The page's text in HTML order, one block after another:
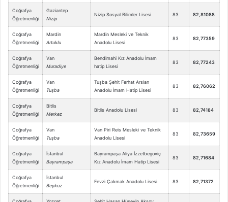
Coğrafya
Öğretmenliği
Gaziantep
Nizip
Nizip Sosyal Bilimler Lisesi 83 82,81088
Coğrafya
Öğretmenliği
Mardin
Artuklu
Mardin Mesleki ve Teknik
Anadolu Lisesi
83 82,77359
Coğrafya
Öğretmenliği
Van
Muradiye
Bendimahi Kız Anadolu İmam
hatip Lisesi
83 82,77243
Coğrafya
Öğretmenliği
Van
Tuşba
Tuşba Şehit Ferhat Arslan
Anadolu İmam Hatip Lisesi
83 82,76062
Coğrafya
Öğretmenliği
Bitlis
Merkez
Bitlis Anadolu Lisesi 83 82,74184
Coğrafya
Öğretmenliği
Van
Tuşba
Van Piri Reis Mesleki ve Teknik
Anadolu Lisesi
83 82,73659
Coğrafya
Öğretmenliği
İstanbul
Bayrampaşa
Bayrampaşa Aliya İzzetbegoviç
Kız Anadolu İmam Hatip Lisesi
83 82,71684
Coğrafya
Öğretmenliği
İstanbul
Beykoz
Fevzi Çakmak Anadolu Lisesi 83 82,71372